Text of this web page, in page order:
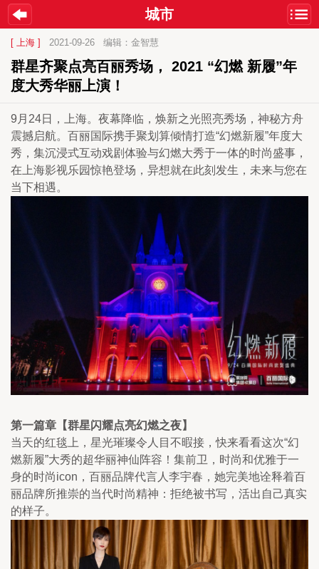
城市
[ 上海 ] 2021-09-26 编辑：金智慧
群星齐聚点亮百丽秀场， 2021 “幻燃 新履”年
度大秀华丽上演！
9月24日，上海。夜幕降临，焕新之光照亮秀场，神秘方舟
震撼启航。百丽国际携手聚划算倾情打造“幻燃新履”年度大
秀，集沉浸式互动戏剧体验与幻燃大秀于一体的时尚盛事，
在上海影视乐园惊艳登场，异想就在此刻发生，未来与您在
当下相遇。
第一篇章【群星闪耀点亮幻燃之夜】
当天的红毯上，星光璀璨令人目不暇接，快来看看这次“幻
燃新履”大秀的超华丽神仙阵容！集前卫，时尚和优雅于一
身的时尚icon，百丽品牌代言人李宇春，她完美地诠释着百
丽品牌所推崇的当代时尚精神：拒绝被书写，活出自己真实
的样子。